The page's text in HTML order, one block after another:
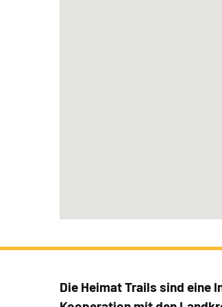
Die Heimat Trails sind eine